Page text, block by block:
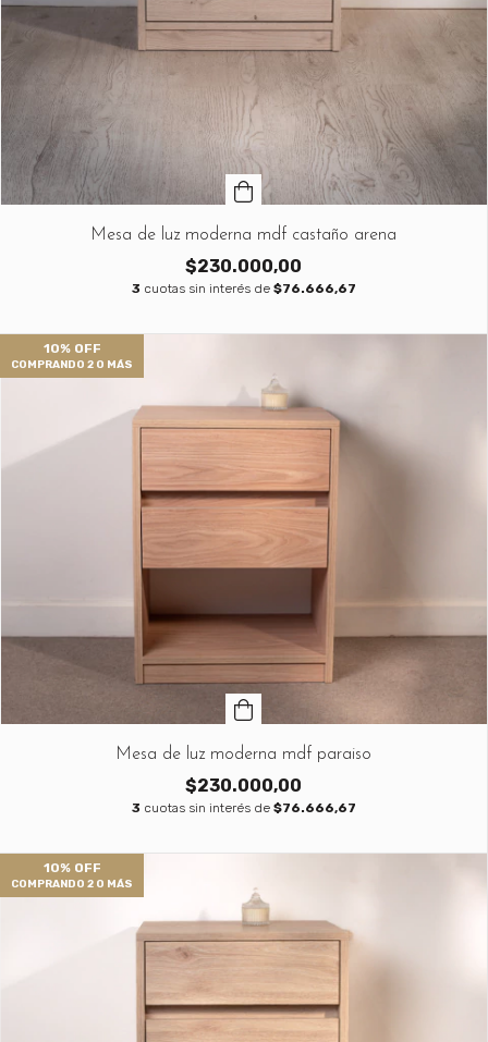
Mesa de luz moderna mdf castaño arena
$230.000,00
3 cuotas sin interés de $76.666,67
10% OFF
COMPRANDO 2 O MÁS
Mesa de luz moderna mdf paraiso
$230.000,00
3 cuotas sin interés de $76.666,67
10% OFF
COMPRANDO 2 O MÁS